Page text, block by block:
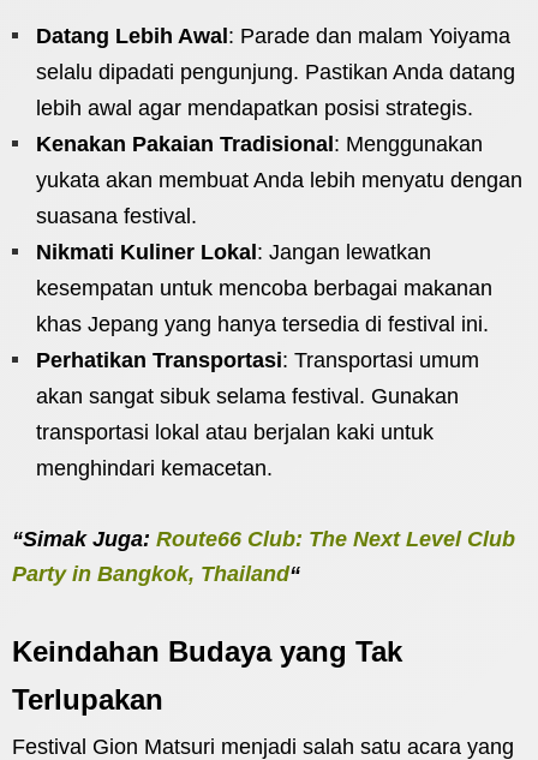
Datang Lebih Awal: Parade dan malam Yoiyama
selalu dipadati pengunjung. Pastikan Anda datang
lebih awal agar mendapatkan posisi strategis.
Kenakan Pakaian Tradisional: Menggunakan
yukata akan membuat Anda lebih menyatu dengan
suasana festival.
Nikmati Kuliner Lokal: Jangan lewatkan
kesempatan untuk mencoba berbagai makanan
khas Jepang yang hanya tersedia di festival ini.
Perhatikan Transportasi: Transportasi umum
akan sangat sibuk selama festival. Gunakan
transportasi lokal atau berjalan kaki untuk
menghindari kemacetan.
“Simak Juga: Route66 Club: The Next Level Club
Party in Bangkok, Thailand“
Keindahan Budaya yang Tak
Terlupakan
Festival Gion Matsuri menjadi salah satu acara yang